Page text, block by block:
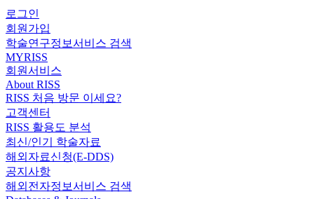
로그인
회원가입
학술연구정보서비스 검색
MYRISS
회원서비스
About RISS
RISS 처음 방문 이세요?
고객센터
RISS 활용도 분석
최신/인기 학술자료
해외자료신청(E-DDS)
공지사항
해외전자정보서비스 검색